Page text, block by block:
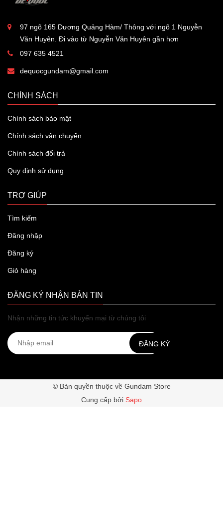
97 ngõ 165 Dương Quảng Hàm/ Thông với ngõ 1 Nguyễn
Văn Huyên. Đi vào từ Nguyễn Văn Huyên gần hơn
097 635 4521
dequocgundam@gmail.com
CHÍNH SÁCH
Chính sách bảo mật
Chính sách vận chuyển
Chính sách đổi trả
Quy định sử dụng
TRỢ GIÚP
Tìm kiếm
Đăng nhập
Đăng ký
Giỏ hàng
ĐĂNG KÝ NHẬN BẢN TIN
Nhận những tin tức khuyến mại từ chúng tôi
ĐĂNG KÝ
© Bản quyền thuộc về Gundam Store
Cung cấp bởi Sapo